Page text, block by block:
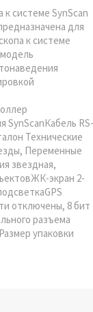
системе SynScan
для
к системе
SynScanКабель RS-
Технические
Переменные
звездная,
экран 2-
отключены, 8 бит
разъема
упаковки